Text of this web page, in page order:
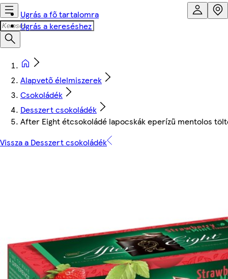
Ugrás a fő tartalomra
Ugrás a kereséshez
Alapvető élelmiszerek
Csokoládék
Desszert csokoládék
After Eight étcsokoládé lapocskák eperízű mentolos
Vissza a Desszert csokoládék